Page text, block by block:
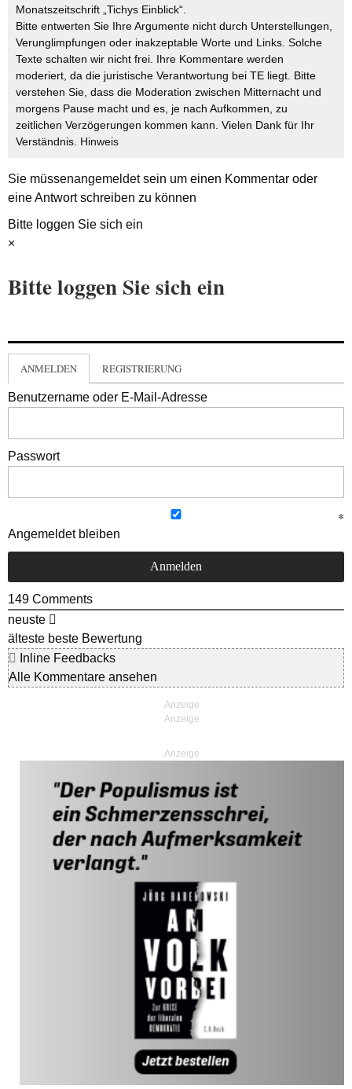
Monatszeitschrift „Tichys Einblick“.
Bitte entwerten Sie Ihre Argumente nicht durch Unterstellungen,
Verunglimpfungen oder inakzeptable Worte und Links. Solche
Texte schalten wir nicht frei. Ihre Kommentare werden
moderiert, da die juristische Verantwortung bei TE liegt. Bitte
verstehen Sie, dass die Moderation zwischen Mitternacht und
morgens Pause macht und es, je nach Aufkommen, zu
zeitlichen Verzögerungen kommen kann. Vielen Dank für Ihr
Verständnis. Hinweis
Sie müssenangemeldetsein um einen Kommentar oder
eine Antwort schreiben zu können
Bitte loggen Sie sich ein
×
Bitte loggen Sie sich ein
ANMELDEN REGISTRIERUNG
Benutzername oder E-Mail-Adresse
Passwort
Angemeldet bleiben
149 Comments
neuste
älteste beste Bewertung
Inline Feedbacks
Alle Kommentare ansehen
Anzeige